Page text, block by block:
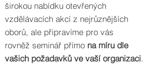
širokou nabídku otevřených
vzdělávacích akcí z nejrůznějších
oborů, ale připravíme pro vás
rovněž seminář přímo na míru dle
vašich požadavků ve vaší organizaci.